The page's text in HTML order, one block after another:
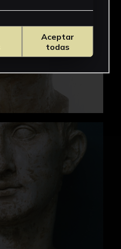
Aceptar
todas